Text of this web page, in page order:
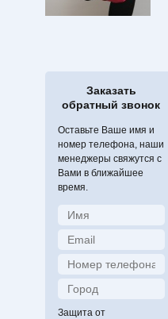
Заказать
обратный звонок
Оставьте Ваше имя и
номер телефона, наши
менеджеры свяжутся с
Вами в ближайшее
время.
Защита от